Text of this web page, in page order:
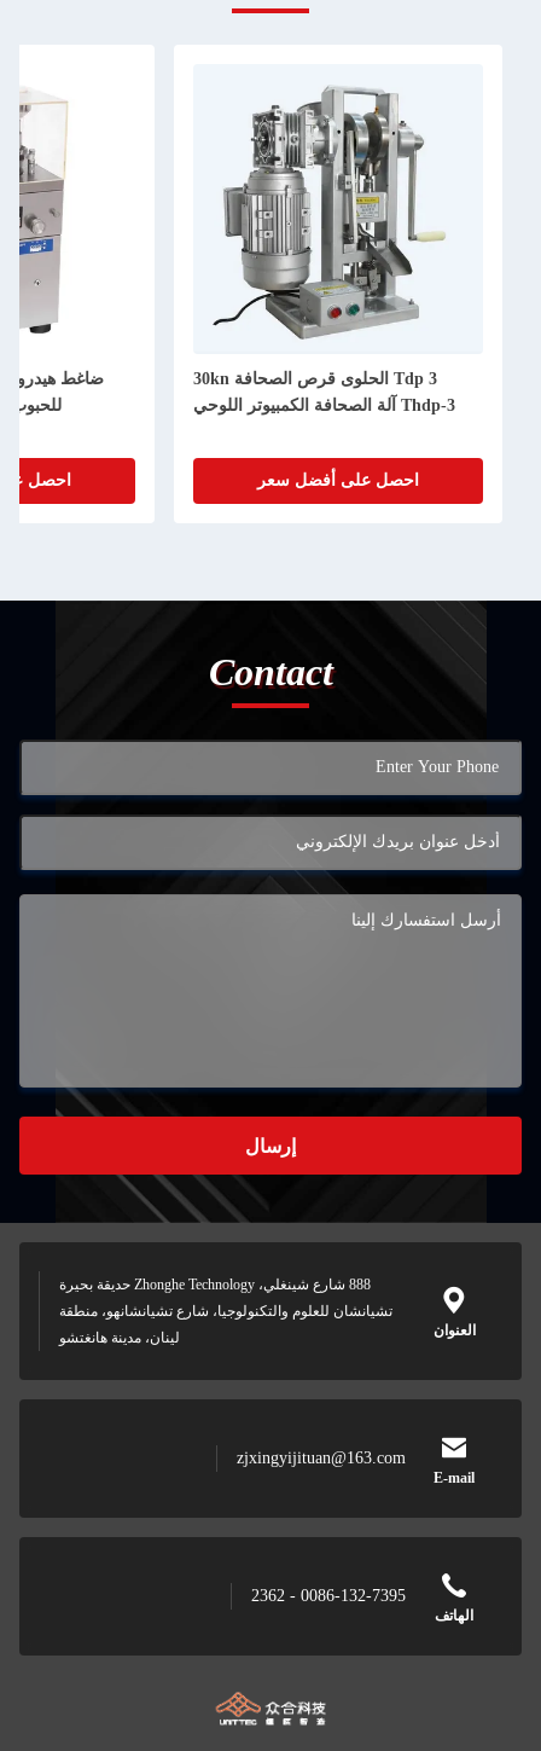
Tdp 3 الحلوى قرص الصحافة 30kn
Thdp-3 آلة الصحافة الكمبيوتر اللوحي
احصل على أفضل سعر
ضاغط
للحبوب 60kN آلة ضغط الحبوب
احصل
Contact
إرسال
العنوان
888 شارع شينغلي، Zhonghe Technology حديقة بحيرة
تشيانشان للعلوم والتكنولوجيا، شارع تشيانشانهو، منطقة
لينان، مدينة هانغتشو
E-mail
zjxingyijituan@163.com
الهاتف
0086-132-7395 - 2362